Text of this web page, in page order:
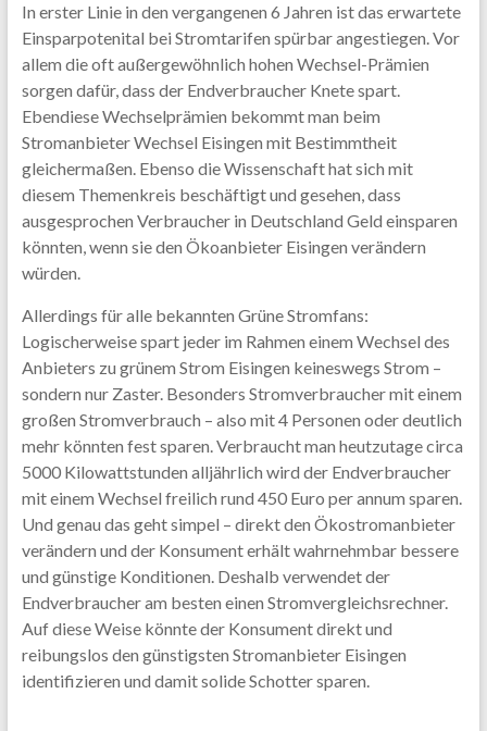
In erster Linie in den vergangenen 6 Jahren ist das erwartete
Einsparpotenital bei Stromtarifen spürbar angestiegen. Vor
allem die oft außergewöhnlich hohen Wechsel-Prämien
sorgen dafür, dass der Endverbraucher Knete spart.
Ebendiese Wechselprämien bekommt man beim
Stromanbieter Wechsel Eisingen mit Bestimmtheit
gleichermaßen. Ebenso die Wissenschaft hat sich mit
diesem Themenkreis beschäftigt und gesehen, dass
ausgesprochen Verbraucher in Deutschland Geld einsparen
könnten, wenn sie den Ökoanbieter Eisingen verändern
würden.
Allerdings für alle bekannten Grüne Stromfans:
Logischerweise spart jeder im Rahmen einem Wechsel des
Anbieters zu grünem Strom Eisingen keineswegs Strom –
sondern nur Zaster. Besonders Stromverbraucher mit einem
großen Stromverbrauch – also mit 4 Personen oder deutlich
mehr könnten fest sparen. Verbraucht man heutzutage circa
5000 Kilowattstunden alljährlich wird der Endverbraucher
mit einem Wechsel freilich rund 450 Euro per annum sparen.
Und genau das geht simpel – direkt den Ökostromanbieter
verändern und der Konsument erhält wahrnehmbar bessere
und günstige Konditionen. Deshalb verwendet der
Endverbraucher am besten einen Stromvergleichsrechner.
Auf diese Weise könnte der Konsument direkt und
reibungslos den günstigsten Stromanbieter Eisingen
identifizieren und damit solide Schotter sparen.